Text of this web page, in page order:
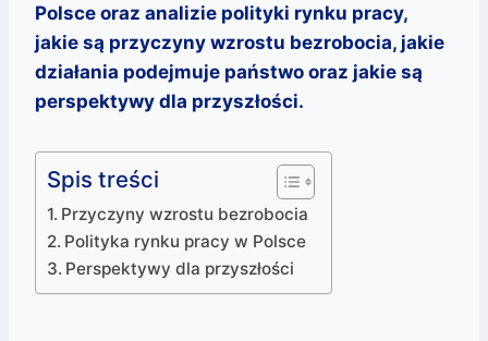
Polsce oraz analizie polityki rynku pracy,
jakie są przyczyny wzrostu bezrobocia, jakie
działania podejmuje państwo oraz jakie są
perspektywy dla przyszłości.
Spis treści
Przyczyny wzrostu bezrobocia
Polityka rynku pracy w Polsce
Perspektywy dla przyszłości